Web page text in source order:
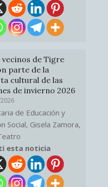
vecinos de Tigre
parte de la
cultural de las
de invierno 2026
de Educación y
Social, Gisela Zamora,
esta noticia